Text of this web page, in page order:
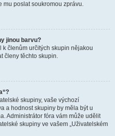
mu poslat soukromou zprávu.
jinou barvu?
členům určitých skupin nějakou
členy těchto skupin.
skupiny, vaše výchozí
a hodnost skupiny by měla být u
Administrátor fóra vám může udělit
skupiny ve vašem „Uživatelském